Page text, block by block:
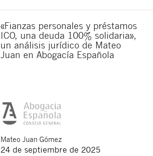
«Fianzas personales y préstamos
ICO, una deuda 100% solidaria»,
un análisis jurídico de Mateo
Juan en Abogacía Española
Mateo Juan Gómez
24 de septiembre de 2025